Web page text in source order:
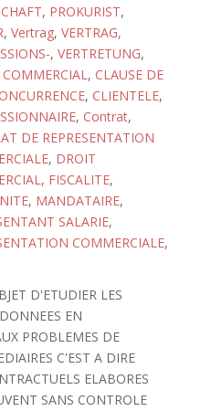
, PROKURIST,
, Vertrag, VERTRAG,
, VERTRETUNG,
, CLAUSE DE
, CLIENTELE,
, Contrat,
DE REPRESENTATION
, DROIT
, FISCALITE,
, MANDATAIRE,
SALARIE,
COMMERCIALE,
D'ETUDIER LES
EN
PROBLEMES DE
C'EST A DIRE
ELABORES
SANS CONTROLE